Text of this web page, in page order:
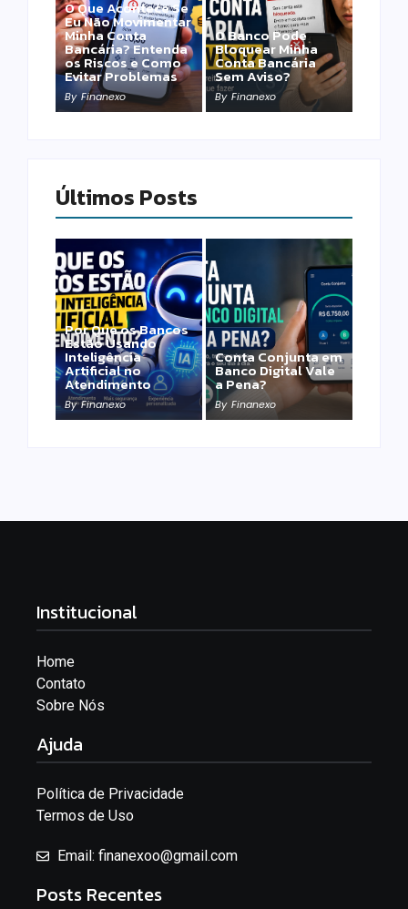
O Que Acontece Se
Eu Não Movimentar
Minha Conta
Bancária? Entenda
os Riscos e Como
Evitar Problemas
By Finanexo
O Banco Pode
Bloquear Minha
Conta Bancária
Sem Aviso?
By Finanexo
Últimos Posts
Por Que os Bancos
Estão Usando
Inteligência
Artificial no
Atendimento
By Finanexo
Conta Conjunta em
Banco Digital Vale
a Pena?
By Finanexo
Institucional
Home
Contato
Sobre Nós
Ajuda
Política de Privacidade
Termos de Uso
Email: finanexoo@gmail.com
Posts Recentes